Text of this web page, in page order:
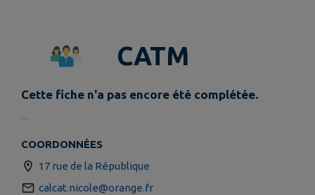
CATM
Cette fiche n'a pas encore été complétée.
COORDONNÉES
17 rue de la République
calcat.nicole@orange.fr